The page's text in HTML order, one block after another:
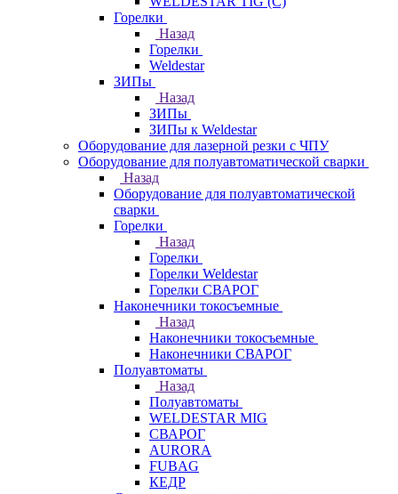
Горелки
Назад
Горелки
Weldestar
ЗИПы
Назад
ЗИПы
ЗИПы к Weldestar
Оборудование для лазерной резки с ЧПУ
Оборудование для полуавтоматической сварки
Назад
Оборудование для полуавтоматической
сварки
Горелки
Назад
Горелки
Горелки Weldestar
Горелки СВАРОГ
Наконечники токосъемные
Назад
Наконечники токосъемные
Наконечники СВАРОГ
Полуавтоматы
Назад
Полуавтоматы
WELDESTAR MIG
СВАРОГ
AURORA
FUBAG
КЕДР